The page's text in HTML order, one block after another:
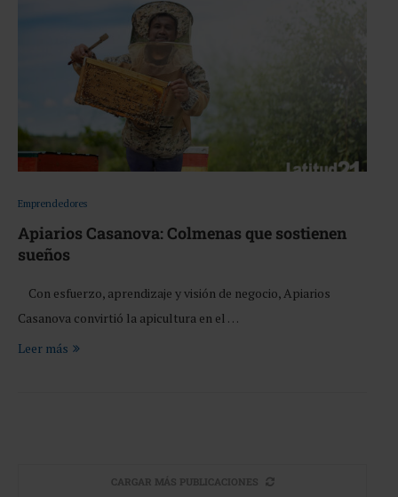
Emprendedores
Apiarios Casanova: Colmenas que sostienen
sueños
Con esfuerzo, aprendizaje y visión de negocio, Apiarios
Casanova convirtió la apicultura en el …
Leer más
CARGAR MÁS PUBLICACIONES